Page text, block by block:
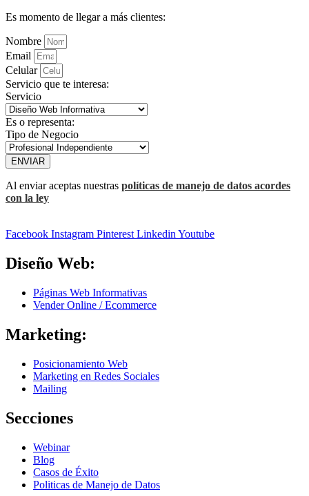
Es momento de llegar a más clientes:
Nombre
Email
Celular
Servicio que te interesa:
Servicio
Es o representa:
Tipo de Negocio
ENVIAR
Al enviar aceptas nuestras políticas de manejo de datos acordes
con la ley
Facebook Instagram Pinterest Linkedin Youtube
Diseño Web:
Páginas Web Informativas
Vender Online / Ecommerce
Marketing:
Posicionamiento Web
Marketing en Redes Sociales
Mailing
Secciones
Webinar
Blog
Casos de Éxito
Politicas de Manejo de Datos